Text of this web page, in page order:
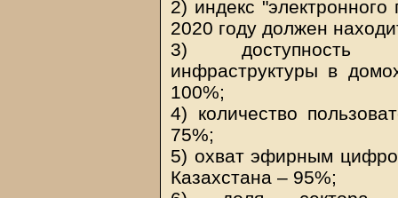
2) индекс
2020 году должен
3) доступность
инфраструктуры в
100%;
4) количество
75%;
5) охват эфирным
Казахстана – 95%;